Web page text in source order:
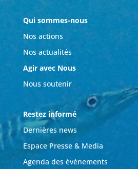
Qui sommes-nous
Nos actions
Nos actualités
Agir avec Nous
Nous soutenir
Restez informé
Dernières news
Espace Presse & Media
Agenda des événements